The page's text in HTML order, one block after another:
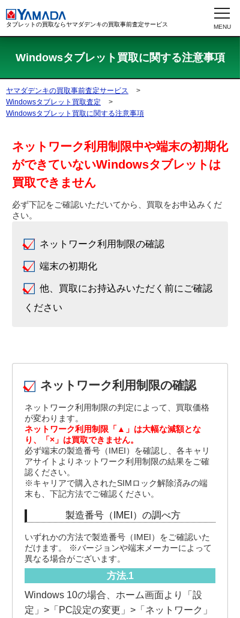
タブレットの買取ならヤマダデンキの買取事前査定サービス
Windowsタブレット買取に関する注意事項
ヤマダデンキの買取事前査定サービス
>
Windowsタブレット買取査定
>
Windowsタブレット買取に関する注意事項
ネットワーク利用制限中や端末の初期化
ができていないWindowsタブレットは
買取できません
必ず下記をご確認いただいてから、買取をお申込みくだ
さい。
ネットワーク利用制限の確認
端末の初期化
他、買取にお持込みいただく前にご確認
ください
ネットワーク利用制限の確認
ネットワーク利用制限の判定によって、買取価格
が変わります。
ネットワーク利用制限「▲」は大幅な減額とな
り、「×」は買取できません。
必ず端末の製造番号（IMEI）を確認し、各キャリ
アサイトよりネットワーク利用制限の結果をご確
認ください。
※キャリアで購入されたSIMロック解除済みの端
末も、下記方法でご確認ください。
製造番号（IMEI）の調べ方
いずれかの方法で製造番号（IMEI）をご確認いた
だけます。 ※バージョンや端末メーカーによって
異なる場合がございます。
Windows 10の場合、ホーム画面より「設
定」>「PC設定の変更」>「ネットワーク」